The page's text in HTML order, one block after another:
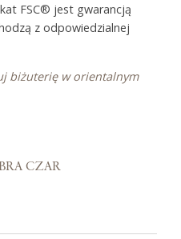
FSC® jest gwarancją
z odpowiedzialnej
biżuterię w orientalnym
CZAR